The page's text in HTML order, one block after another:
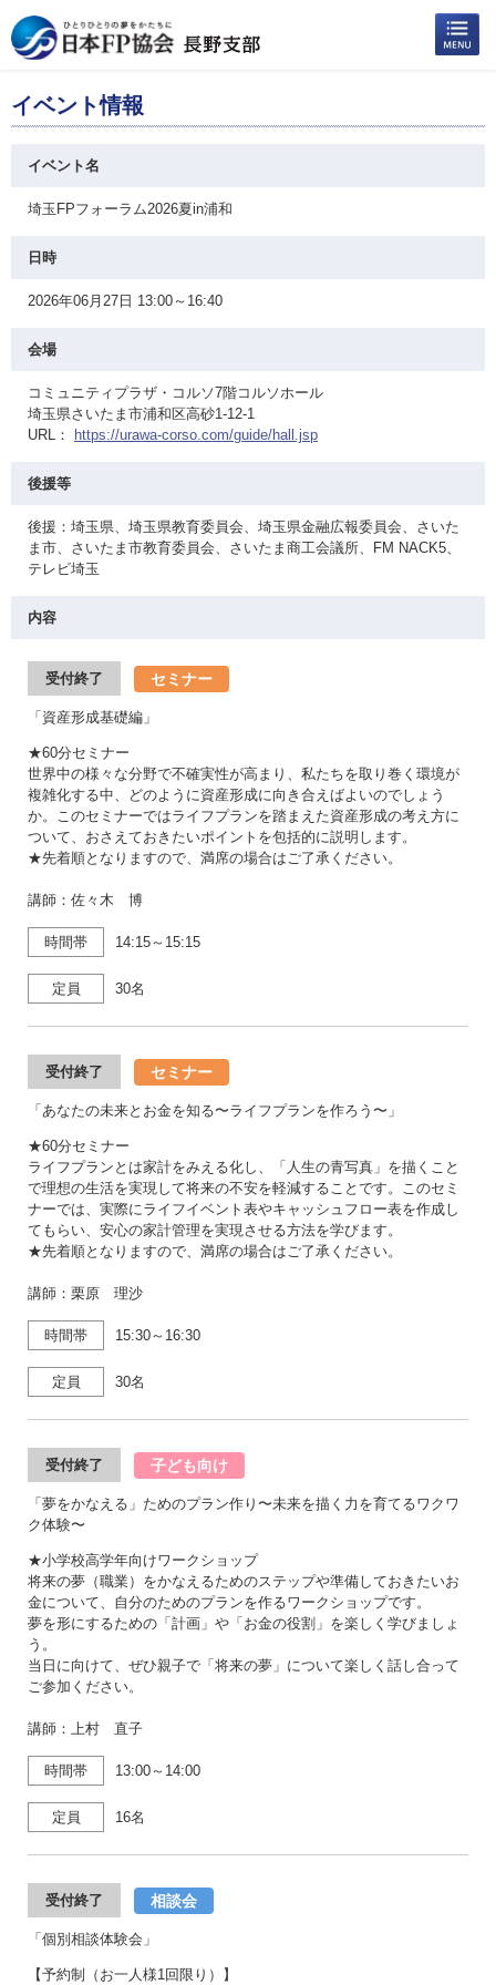
イベント情報
イベント名
埼玉FPフォーラム2026夏in浦和
日時
2026年06月27日 13:00～16:40
会場
コミュニティプラザ・コルソ7階コルソホール
埼玉県さいたま市浦和区高砂1-12-1
URL：
https://urawa-corso.com/guide/hall.jsp
後援等
後援：埼玉県、埼玉県教育委員会、埼玉県金融広報委員会、さいた
ま市、さいたま市教育委員会、さいたま商工会議所、FM NACK5、
テレビ埼玉
内容
受付終了 セミナー
「資産形成基礎編」
★60分セミナー
世界中の様々な分野で不確実性が高まり、私たちを取り巻く環境が
複雑化する中、どのように資産形成に向き合えばよいのでしょう
か。このセミナーではライフプランを踏まえた資産形成の考え方に
ついて、おさえておきたいポイントを包括的に説明します。
★先着順となりますので、満席の場合はご了承ください。
講師：佐々木 博
時間帯 14:15～15:15
定員 30名
受付終了 セミナー
「あなたの未来とお金を知る〜ライフプランを作ろう〜」
★60分セミナー
ライフプランとは家計をみえる化し、「人生の⻘写真」を描くこと
で理想の⽣活を実現して将来の不安を軽減することです。このセミ
ナーでは、実際にライフイベント表やキャッシュフロー表を作成し
てもらい、安心の家計管理を実現させる方法を学びます。
★先着順となりますので、満席の場合はご了承ください。
講師：栗原 理沙
時間帯 15:30～16:30
定員 30名
受付終了 子ども向け
「夢をかなえる」ためのプラン作り〜未来を描く⼒を育てるワクワ
ク体験〜
★小学校高学年向けワークショップ
将来の夢（職業）をかなえるためのステップや準備しておきたいお
金について、自分のためのプランを作るワークショップです。
夢を形にするための「計画」や「お金の役割」を楽しく学びましょ
う。
当日に向けて、ぜひ親子で「将来の夢」について楽しく話し合って
ご参加ください。
講師：上村 直子
時間帯 13:00～14:00
定員 16名
受付終了 相談会
「個別相談体験会」
【予約制（お一人様1回限り）】